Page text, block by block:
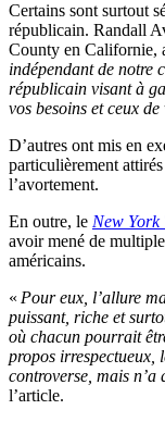
Certains sont surtout
républicain. Randall
County en Californie,
indépendant de notre
républicain visant à
vos besoins et ceux
D’autres ont mis en
particulièrement
l’avortement.
En outre, le New York
avoir mené de
américains.
« Pour eux, l’allure
puissant, riche et
où chacun pourrait
propos irrespectueux,
controverse, mais
l’article.